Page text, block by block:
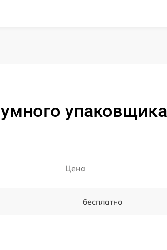
упаковщика
Цена
бесплатно